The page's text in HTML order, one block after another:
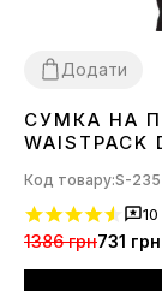
Додати
1SIZE
СУМКА НА
Код товару:S-
10
1386 грн731 грн